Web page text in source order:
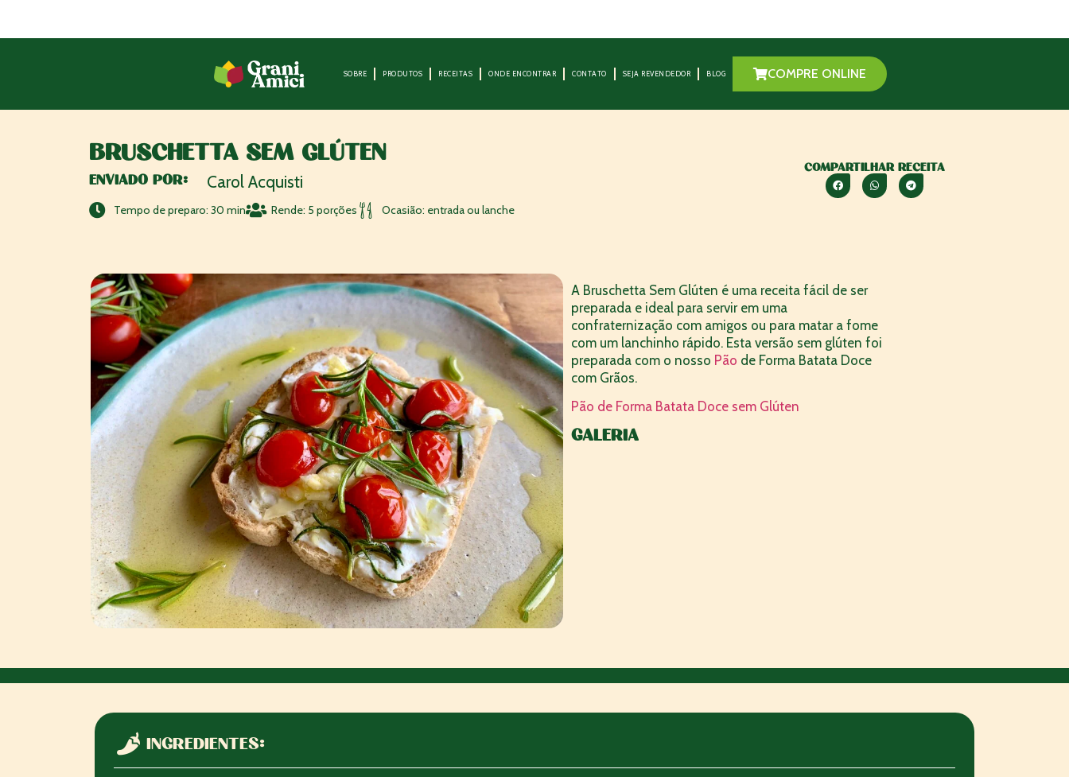
Você encontra a Grani Amici em mais de 150
SOBRE PRODUTOS RECEITAS ONDE ENCONTRAR CONTATO SEJA REVENDEDOR BLOG COMPRE ONLINE
BRUSCHETTA SEM GLÚTEN
ENVIADO POR: Carol Acquisti
Tempo de preparo: 30 min Rende: 5 porções Ocasião: entrada ou lanche
COMPARTILHAR RECEITA
A Bruschetta Sem Glúten é uma receita fácil de ser
preparada e ideal para servir em uma
confraternização com amigos ou para matar a fome
com um lanchinho rápido. Esta versão sem glúten foi
preparada com o nosso Pão de Forma Batata Doce
com Grãos.
Pão de Forma Batata Doce sem Glúten
GALERIA
INGREDIENTES: